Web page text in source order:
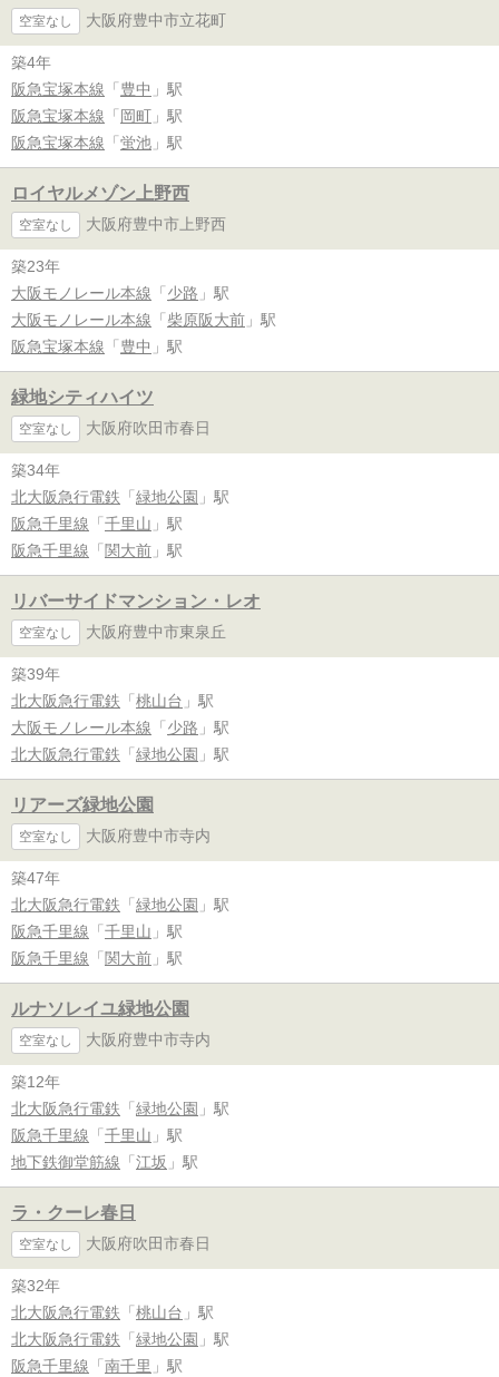
空室なし 大阪府豊中市立花町
築4年
阪急宝塚本線 「 豊中 」駅
阪急宝塚本線 「 岡町 」駅
阪急宝塚本線 「 蛍池 」駅
ロイヤルメゾン上野西
空室なし 大阪府豊中市上野西
築23年
大阪モノレール本線 「 少路 」駅
大阪モノレール本線 「 柴原阪大前 」駅
阪急宝塚本線 「 豊中 」駅
緑地シティハイツ
空室なし 大阪府吹田市春日
築34年
北大阪急行電鉄 「 緑地公園 」駅
阪急千里線 「 千里山 」駅
阪急千里線 「 関大前 」駅
リバーサイドマンション・レオ
空室なし 大阪府豊中市東泉丘
築39年
北大阪急行電鉄 「 桃山台 」駅
大阪モノレール本線 「 少路 」駅
北大阪急行電鉄 「 緑地公園 」駅
リアーズ緑地公園
空室なし 大阪府豊中市寺内
築47年
北大阪急行電鉄 「 緑地公園 」駅
阪急千里線 「 千里山 」駅
阪急千里線 「 関大前 」駅
ルナソレイユ緑地公園
空室なし 大阪府豊中市寺内
築12年
北大阪急行電鉄 「 緑地公園 」駅
阪急千里線 「 千里山 」駅
地下鉄御堂筋線 「 江坂 」駅
ラ・クーレ春日
空室なし 大阪府吹田市春日
築32年
北大阪急行電鉄 「 桃山台 」駅
北大阪急行電鉄 「 緑地公園 」駅
阪急千里線 「 南千里 」駅